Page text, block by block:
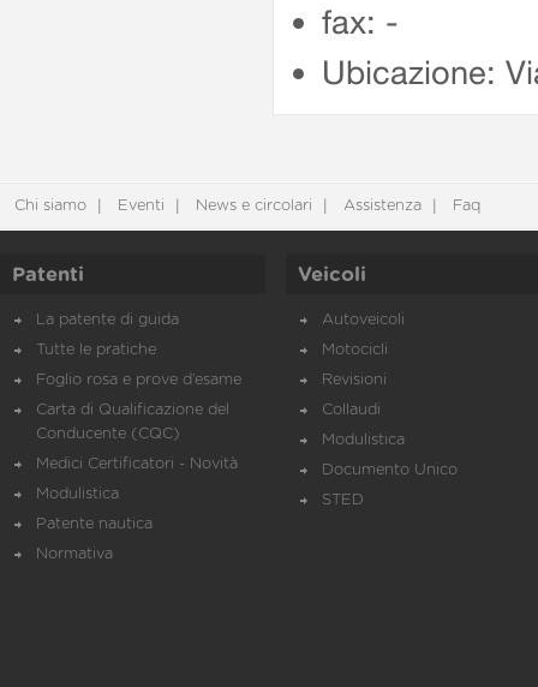
fax: -
Ubicazione:
Chi siamo Eventi News e circolari Assistenza Faq
Patenti
La patente di guida
Tutte le pratiche
Foglio rosa e prove d’esame
Carta di Qualificazione del
Conducente (CQC)
Medici Certificatori - Novità
Modulistica
Patente nautica
Normativa
Veicoli
Autoveicoli
Motocicli
Revisioni
Collaudi
Modulistica
Documento Unico
STED